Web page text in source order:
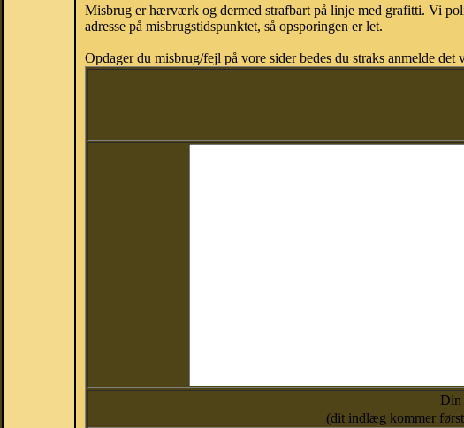
Misbrug er hærværk og dermed strafbart på linje med grafitti. Vi
adresse på misbrugstidspunktet, så opsporingen er let.
Opdager du misbrug/fejl på vore sider bedes du straks anmelde
Din
(dit indlæg kommer